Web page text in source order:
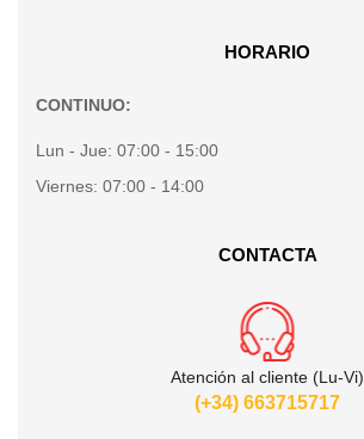
HORARIO
CONTINUO:
Lun - Jue: 07:00 - 15:00
Viernes: 07:00 - 14:00
CONTACTA
Atención al cliente (Lu-Vi)
(+34) 663715717